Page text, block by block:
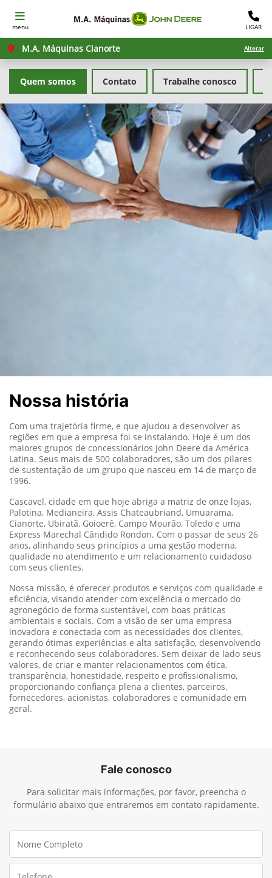
menu LIGAR
M.A. Máquinas Cianorte Alterar
Quem somos Contato Trabalhe conosco
Nossa história
Com uma trajetória firme, e que ajudou a desenvolver as
regiões em que a empresa foi se instalando. Hoje é um dos
maiores grupos de concessionários John Deere da América
Latina. Seus mais de 500 colaboradores, são um dos pilares
de sustentação de um grupo que nasceu em 14 de março de
1996.
Cascavel, cidade em que hoje abriga a matriz de onze lojas,
Palotina, Medianeira, Assis Chateaubriand, Umuarama,
Cianorte, Ubiratã, Goioerê, Campo Mourão, Toledo e uma
Express Marechal Cândido Rondon. Com o passar de seus 26
anos, alinhando seus princípios a uma gestão moderna,
qualidade no atendimento e um relacionamento cuidadoso
com seus clientes.
Nossa missão, é oferecer produtos e serviços com qualidade e
eficiência, visando atender com excelência o mercado do
agronegócio de forma sustentável, com boas práticas
ambientais e sociais. Com a visão de ser uma empresa
inovadora e conectada com as necessidades dos clientes,
gerando ótimas experiências e alta satisfação, desenvolvendo
e reconhecendo seus colaboradores. Sem deixar de lado seus
valores, de criar e manter relacionamentos com ética,
transparência, honestidade, respeito e profissionalismo,
proporcionando confiança plena a clientes, parceiros,
fornecedores, acionistas, colaboradores e comunidade em
geral.
Fale conosco
Para solicitar mais informações, por favor, preencha o
formulário abaixo que entraremos em contato rapidamente.